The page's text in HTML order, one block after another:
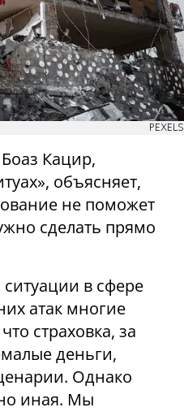
PEXELS
Кацир,
объясняет,
не поможет
сделать прямо
в сфере
атак многие
страховка, за
деньги,
Однако
иная. Мы